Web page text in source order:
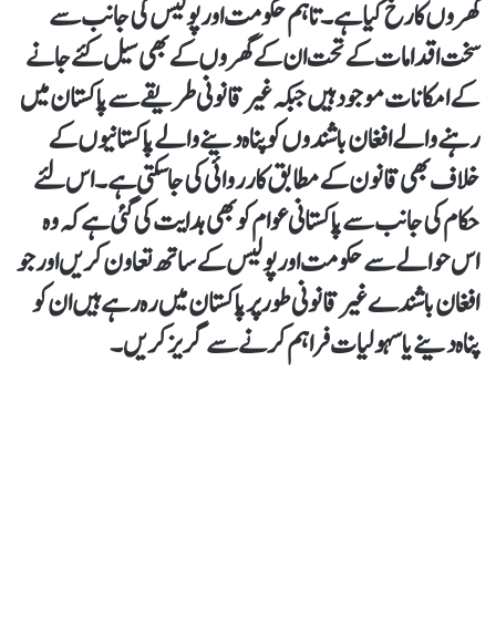
گھروں کا رخ کیا ہے۔ تاہم حکومت اور پولیس کی جانب سے
سخت اقدامات کے تحت ان کے گھروں کے بھی سیل کئے جانے
کے امکانات موجود ہیں جبکہ غیر قانونی طریقے سے پاکستان میں
رہنے والے افغان باشندوں کو پناہ دینے والے پاکستانیوں کے
خلاف بھی قانون کے مطابق کارروائی کی جاسکتی ہے۔ اس لئے
حکام کی جانب سے پاکستانی عوام کو بھی ہدایت کی گئی ہے کہ وہ
اس حوالے سے حکومت اور پولیس کے ساتھ تعاون کریں اور جو
افغان باشندے غیر قانونی طور پر پاکستان میں رہ رہے ہیں ان کو
پناہ دینے یا سہولیات فراہم کرنے سے گریز کریں۔